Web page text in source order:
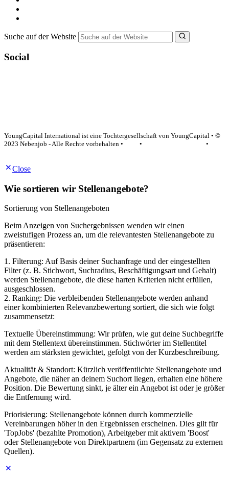
Suche auf der Website
Social
YoungCapital International ist eine Tochtergesellschaft von YoungCapital • ©
2023 Nebenjob - Alle Rechte vorbehalten •
•
•
Close
Wie sortieren wir Stellenangebote?
Sortierung von Stellenangeboten
Beim Anzeigen von Suchergebnissen wenden wir einen
zweistufigen Prozess an, um die relevantesten Stellenangebote zu
präsentieren:
1. Filterung: Auf Basis deiner Suchanfrage und der eingestellten
Filter (z. B. Stichwort, Suchradius, Beschäftigungsart und Gehalt)
werden Stellenangebote, die diese harten Kriterien nicht erfüllen,
ausgeschlossen.
2. Ranking: Die verbleibenden Stellenangebote werden anhand
einer kombinierten Relevanzbewertung sortiert, die sich wie folgt
zusammensetzt:
Textuelle Übereinstimmung: Wir prüfen, wie gut deine Suchbegriffe
mit dem Stellentext übereinstimmen. Stichwörter im Stellentitel
werden am stärksten gewichtet, gefolgt von der Kurzbeschreibung.
Aktualität & Standort: Kürzlich veröffentlichte Stellenangebote und
Angebote, die näher an deinem Suchort liegen, erhalten eine höhere
Position. Die Bewertung sinkt, je älter ein Angebot ist oder je größer
die Entfernung wird.
Priorisierung: Stellenangebote können durch kommerzielle
Vereinbarungen höher in den Ergebnissen erscheinen. Dies gilt für
'TopJobs' (bezahlte Promotion), Arbeitgeber mit aktivem 'Boost'
oder Stellenangebote von Direktpartnern (im Gegensatz zu externen
Quellen).